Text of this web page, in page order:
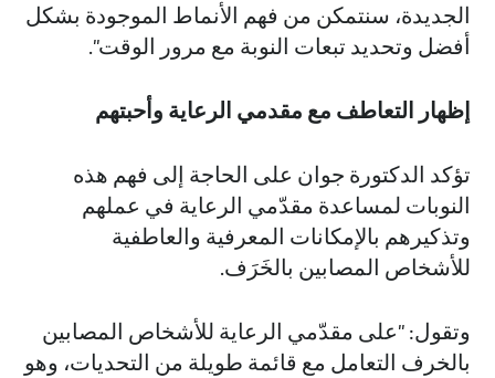
الجديدة، سنتمكن من فهم الأنماط الموجودة بشكل
أفضل وتحديد تبعات النوبة مع مرور الوقت".
إظهار التعاطف مع مقدمي الرعاية وأحبتهم
تؤكد الدكتورة جوان على الحاجة إلى فهم هذه
النوبات لمساعدة مقدّمي الرعاية في عملهم
وتذكيرهم بالإمكانات المعرفية والعاطفية
للأشخاص المصابين بالخَرَف.
وتقول: "على مقدّمي الرعاية للأشخاص المصابين
بالخرف التعامل مع قائمة طويلة من التحديات، وهو